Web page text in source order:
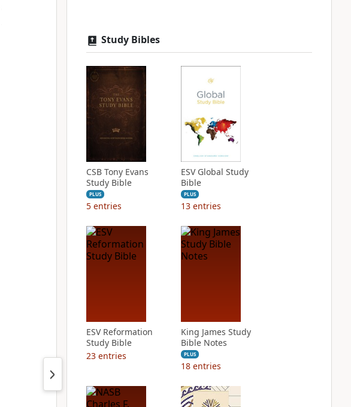
Study Bibles
CSB Tony Evans
Study Bible
PLUS
5 entries
ESV Global Study
Bible
PLUS
13 entries
ESV Reformation
Study Bible
23 entries
King James Study
Bible Notes
PLUS
18 entries